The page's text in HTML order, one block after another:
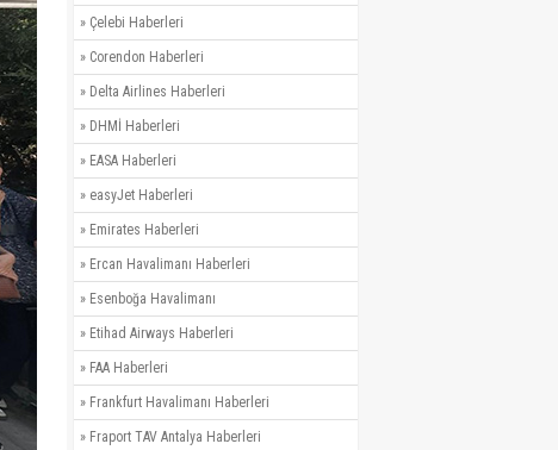
» Çelebi Haberleri
» Corendon Haberleri
» Delta Airlines Haberleri
» DHMİ Haberleri
» EASA Haberleri
» easyJet Haberleri
» Emirates Haberleri
» Ercan Havalimanı Haberleri
» Esenboğa Havalimanı
» Etihad Airways Haberleri
» FAA Haberleri
» Frankfurt Havalimanı Haberleri
» Fraport TAV Antalya Haberleri